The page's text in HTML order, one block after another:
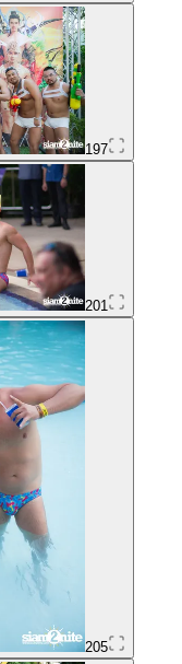
197
201
205